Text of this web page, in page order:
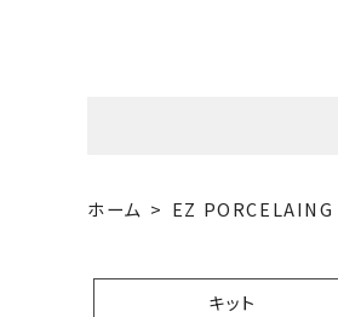
ホーム EZ PORCELAING
キット